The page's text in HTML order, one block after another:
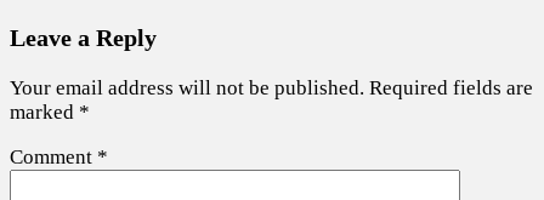
Leave a Reply
Your email address will not be published. Required fields are
marked *
Comment *